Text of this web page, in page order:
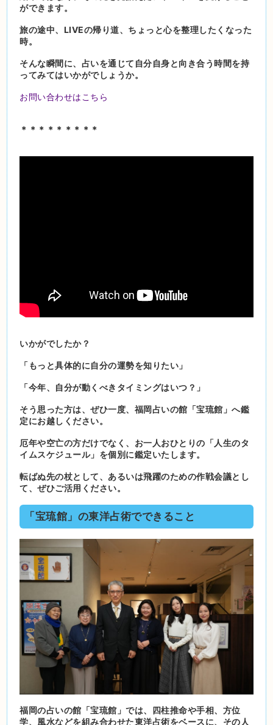
ができます。
旅の途中、LIVEの帰り道、ちょっと心を整理したくなった
時。
そんな瞬間に、占いを通じて自分自身と向き合う時間を持
ってみてはいかがでしょうか。
お問い合わせはこちら
＊＊＊＊＊＊＊＊＊
いかがでしたか？
「もっと具体的に自分の運勢を知りたい」
「今年、自分が動くべきタイミングはいつ？」
そう思った方は、ぜひ一度、福岡占いの館「宝琉館」へ鑑
定にお越しください。
厄年や空亡の方だけでなく、お一人おひとりの「人生のタ
イムスケジュール」を個別に鑑定いたします。
転ばぬ先の杖として、あるいは飛躍のための作戦会議とし
て、ぜひご活用ください。
「宝琉館」の東洋占術でできること
福岡の占いの館「宝琉館」では、四柱推命や手相、方位
学、風水などを組み合わせた東洋占術をベースに、その人